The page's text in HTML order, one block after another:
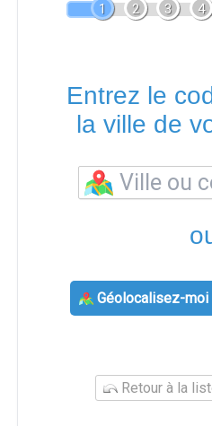
1 2 3 4
Entrez le
la ville de
Géolocalisez-moi
Retour à la